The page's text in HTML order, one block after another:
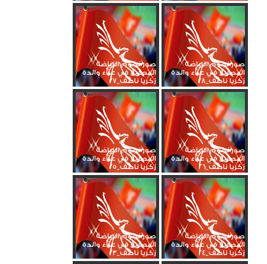
صور نجوم الرياضة
المصرية في عزاء والدة
زكريا ناصف_28
صور نجوم الرياضة
المصرية في عزاء والدة
زكريا ناصف_27
صور نجوم الرياضة
المصرية في عزاء والدة
زكريا ناصف_26
صور نجوم الرياضة
المصرية في عزاء والدة
زكريا ناصف_25
صور نجوم الرياضة
المصرية في عزاء والدة
زكريا ناصف_24
صور نجوم الرياضة
المصرية في عزاء والدة
زكريا ناصف_23